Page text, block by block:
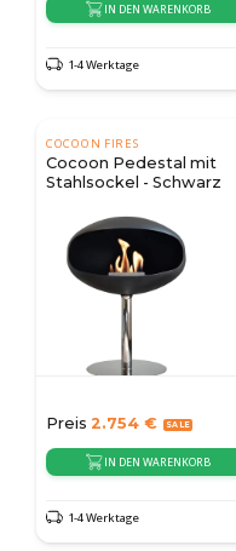
IN DEN WARENKORB
1-4 Werktage
COCOON FIRES
Cocoon Pedestal mit
Stahlsockel - Schwarz
Preis 2.754 €
IN DEN WARENKORB
1-4 Werktage